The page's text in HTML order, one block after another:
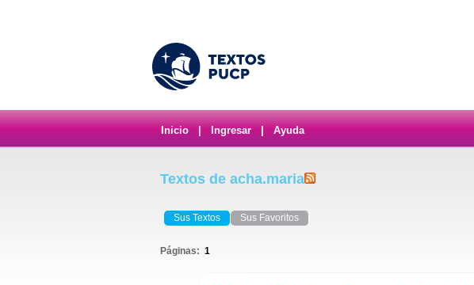
Inicio Ingresar Ayuda
Textos de acha.maria
Sus Textos Sus Favoritos
Páginas: 1